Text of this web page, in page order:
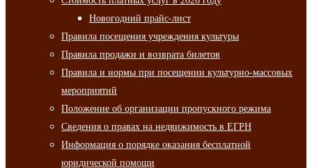
Новогодний прайс-лист
Правила посещения учреждения культуры
Правила продажи и возврата билетов
Правила и нормы при посещении культурно-массовых
мероприятий
Положение об организации пропускного режима
Сведения о правах на недвижимость в ЕГРН
Информация о порядке оказания бесплатной
юридической помощи